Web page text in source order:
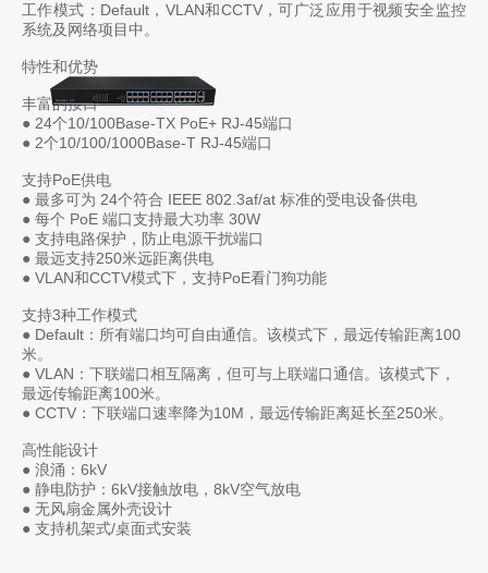
工作模式：Default，VLAN和CCTV，可广泛应用于视频安全监控
系统及网络项目中。
特性和优势
丰富的接口
● 24个10/100Base-TX PoE+ RJ-45端口
● 2个10/100/1000Base-T RJ-45端口
支持PoE供电
● 最多可为 24个符合 IEEE 802.3af/at 标准的受电设备供电
● 每个 PoE 端口支持最大功率 30W
● 支持电路保护，防止电源干扰端口
● 最远支持250米远距离供电
● VLAN和CCTV模式下，支持PoE看门狗功能
支持3种工作模式
● Default：所有端口均可自由通信。该模式下，最远传输距离100
米。
● VLAN：下联端口相互隔离，但可与上联端口通信。该模式下，
最远传输距离100米。
● CCTV：下联端口速率降为10M，最远传输距离延长至250米。
高性能设计
● 浪涌：6kV
● 静电防护：6kV接触放电，8kV空气放电
● 无风扇金属外壳设计
● 支持机架式/桌面式安装